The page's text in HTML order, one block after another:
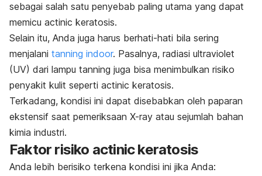
sebagai salah satu penyebab paling utama yang dapat
memicu actinic keratosis.
Selain itu, Anda juga harus berhati-hati bila sering
menjalani tanning indoor. Pasalnya, radiasi ultraviolet
(UV) dari lampu tanning juga bisa menimbulkan risiko
penyakit kulit seperti actinic keratosis.
Terkadang, kondisi ini dapat disebabkan oleh paparan
ekstensif saat pemeriksaan X-ray atau sejumlah bahan
kimia industri.
Faktor risiko actinic keratosis
Anda lebih berisiko terkena kondisi ini jika Anda: